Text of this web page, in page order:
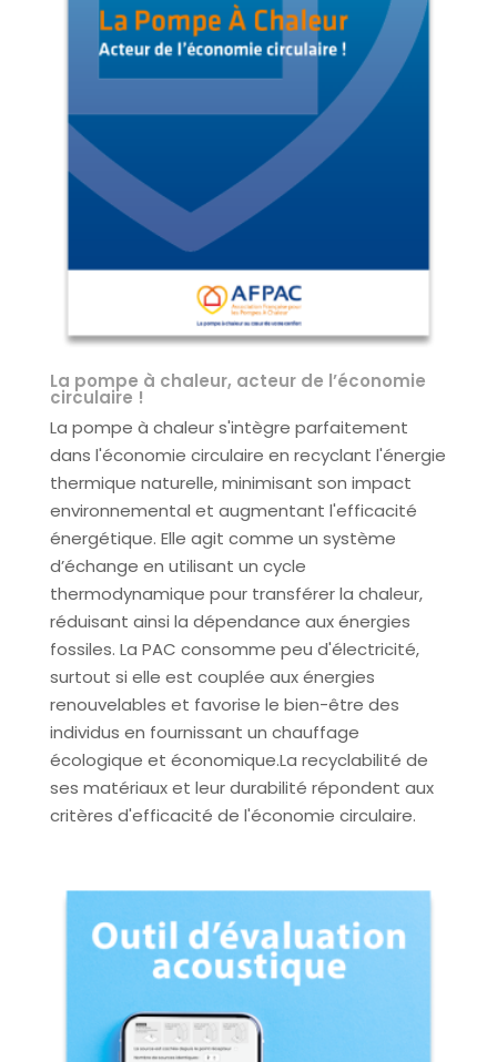
La pompe à chaleur, acteur de l’économie
circulaire !
La pompe à chaleur s'intègre parfaitement
dans l'économie circulaire en recyclant l'énergie
thermique naturelle, minimisant son impact
environnemental et augmentant l'efficacité
énergétique. Elle agit comme un système
d’échange en utilisant un cycle
thermodynamique pour transférer la chaleur,
réduisant ainsi la dépendance aux énergies
fossiles. La PAC consomme peu d'électricité,
surtout si elle est couplée aux énergies
renouvelables et favorise le bien-être des
individus en fournissant un chauffage
écologique et économique.La recyclabilité de
ses matériaux et leur durabilité répondent aux
critères d'efficacité de l'économie circulaire.